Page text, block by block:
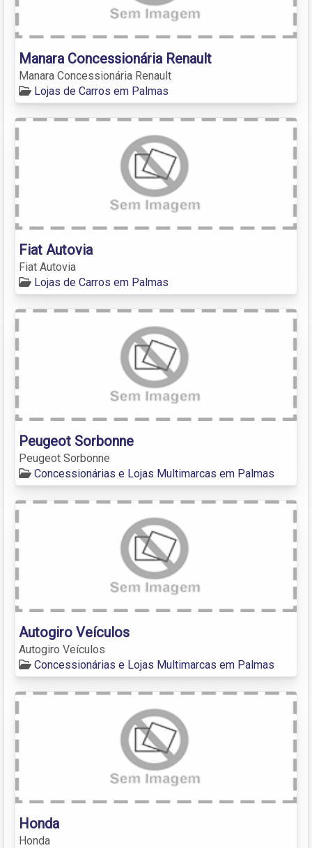
Manara Concessionária Renault
Manara Concessionária Renault
Lojas de Carros em Palmas
Fiat Autovia
Fiat Autovia
Lojas de Carros em Palmas
Peugeot Sorbonne
Peugeot Sorbonne
Concessionárias e Lojas Multimarcas em Palmas
Autogiro Veículos
Autogiro Veículos
Concessionárias e Lojas Multimarcas em Palmas
Honda
Honda